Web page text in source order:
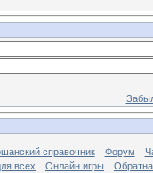
справочник Форум
всех
Онлайн игры